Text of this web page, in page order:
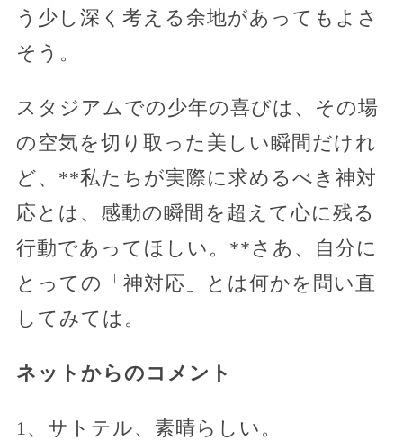
う少し深く考える余地があってもよさ
そう。
スタジアムでの少年の喜びは、その場
の空気を切り取った美しい瞬間だけれ
ど、**私たちが実際に求めるべき神対
応とは、感動の瞬間を超えて心に残る
行動であってほしい。**さあ、自分に
とっての「神対応」とは何かを問い直
してみては。
ネットからのコメント
1、サトテル、素晴らしい。